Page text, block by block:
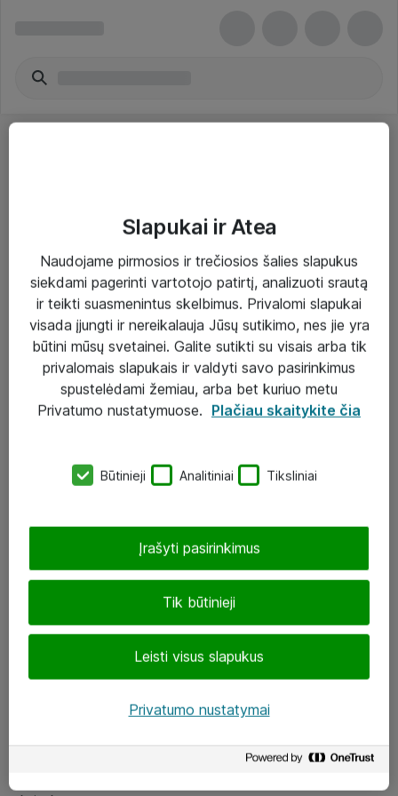
Paslaugos
Sprendimai
Įgyvendinti projektai
Atea ekspertų patarimai verslui
eShop@atea.lt
LinkedIn
Slapukai ir Atea
Naudojame pirmosios ir trečiosios šalies slapukus
siekdami pagerinti vartotojo patirtį, analizuoti srautą
ir teikti suasmenintus skelbimus. Privalomi slapukai
visada įjungti ir nereikalauja Jūsų sutikimo, nes jie yra
būtini mūsų svetainei. Galite sutikti su visais arba tik
privalomais slapukais ir valdyti savo pasirinkimus
spustelėdami žemiau, arba bet kuriuo metu
Privatumo nustatymuose. Plačiau skaitykite čia
Būtinieji Analitiniai Tiksliniai
Tik būtinieji
Leisti visus slapukus
Įrašyti pasirinkimus
Privatumo nustatymai